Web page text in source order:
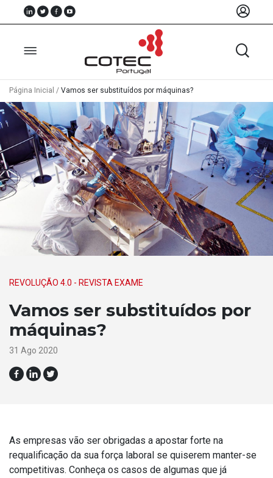
Sobre
Nós
Associados
Recursos
Notícias
Eventos
Página Inicial / Vamos ser substituídos por máquinas?
REVOLUÇÃO 4.0 - REVISTA EXAME
Vamos ser substituídos por
máquinas?
31 Ago 2020
As empresas vão ser obrigadas a apostar forte na
requalificação da sua força laboral se quiserem manter-se
competitivas. Conheça os casos de algumas que já